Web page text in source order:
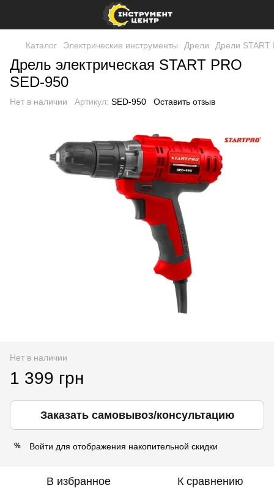
Каталог Электрические инструменты Дрели Дрели START
Дрель электрическая START PRO
SED-950
Нет в наличии Артикул: SED-950 Оставить отзыв
Нет в наличии
1 399 грн
Заказать самовывоз/консультацию
% Войти для отображения накопительной скидки
В избранное К сравнению